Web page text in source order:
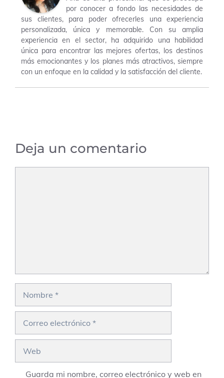
por conocer a fondo las necesidades de
sus clientes, para poder ofrecerles una experiencia
personalizada, única y memorable. Con su amplia
experiencia en el sector, ha adquirido una habilidad
única para encontrar las mejores ofertas, los destinos
más emocionantes y los planes más atractivos, siempre
con un enfoque en la calidad y la satisfacción del cliente.
Deja un comentario
Guarda mi nombre, correo electrónico y web en